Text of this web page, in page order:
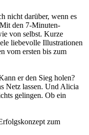
nicht darüber, wenn es
den 7-Minuten-
von selbst. Kurze
liebevolle Illustrationen
vom ersten bis zum
er den Sieg holen?
Netz lassen. Und Alicia
gelingen. Ob ein
zum